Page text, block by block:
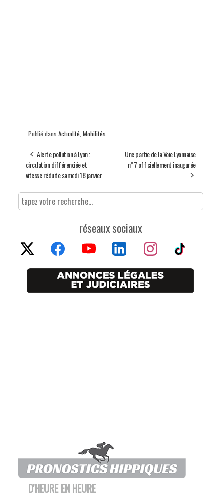
Publié dans Actualité, Mobilités
Alerte pollution à Lyon :
circulation différenciée et
vitesse réduite samedi 18 janvier
Une partie de la Voie Lyonnaise
n°7 officiellement inaugurée
réseaux sociaux
D'HEURE EN HEURE